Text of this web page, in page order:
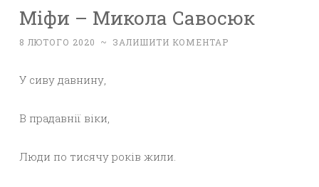
Міфи – Микола Савосюк
8 ЛЮТОГО 2020 ~ ЗАЛИШИТИ КОМЕНТАР
У сиву давнину,
В прадавнії віки,
Люди по тисячу років жили.